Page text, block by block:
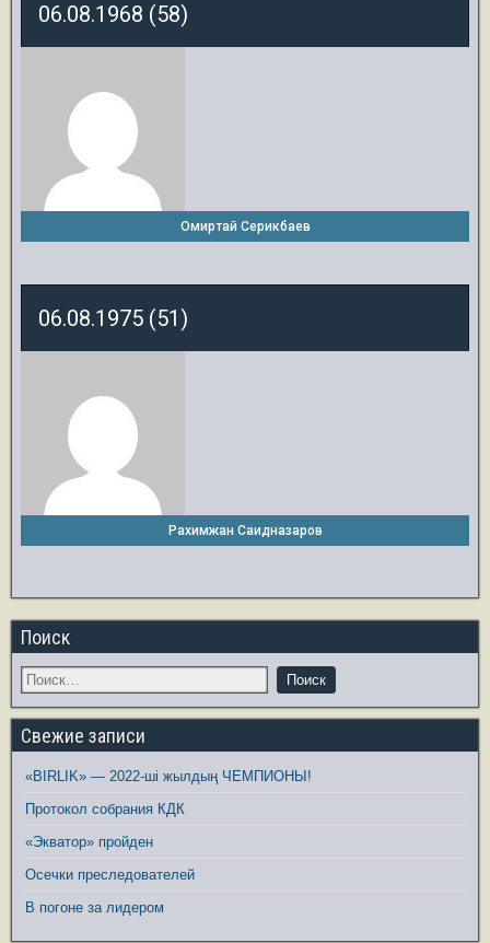
06.08.1968 (58)
Омиртай Серикбаев
06.08.1975 (51)
Рахимжан Саидназаров
Поиск
Свежие записи
«BIRLIK» — 2022-ші жылдың ЧЕМПИОНЫ!
Протокол собрания КДК
«Экватор» пройден
Осечки преследователей
В погоне за лидером